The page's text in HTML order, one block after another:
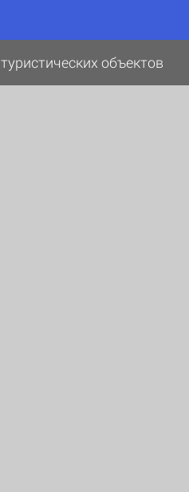
туристических объектов